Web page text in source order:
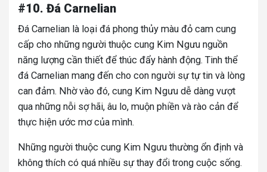
#10. Đá Carnelian
Đá Carnelian là loại đá phong thủy màu đỏ cam cung
cấp cho những người thuộc cung Kim Ngưu nguồn
năng lượng cần thiết để thúc đẩy hành động. Tinh thể
đá Carnelian mang đến cho con người sự tự tin và lòng
can đảm. Nhờ vào đó, cung Kim Ngưu dễ dàng vượt
qua những nỗi sợ hãi, âu lo, muộn phiền và rào cản để
thực hiện ước mơ của mình.
Những người thuộc cung Kim Ngưu thường ổn định và
không thích có quá nhiều sự thay đổi trong cuộc sống.